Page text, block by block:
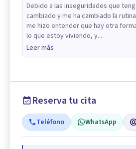
Debido a las inseguridades que
cambiado y me ha cambiado la
me hizo entender que hay otra
lo que estoy viviendo, y...
Leer más
Reserva tu cita
Teléfono WhatsApp